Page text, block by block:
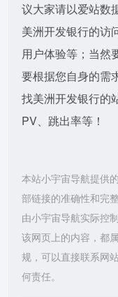
议大家请以爱站数
美洲开发银行的访
用户体验等；当然
要根据您自身的需
找美洲开发银行的
PV、跳出率等！
本站小宇宙导航提供
部链接的准确性和完
由小宇宙导航实际控
该网页上的内容，都
规，可以直接联系网
何责任。